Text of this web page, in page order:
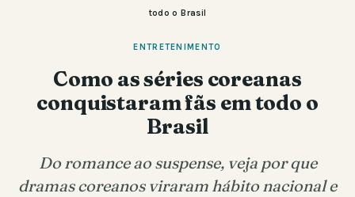
todo o Brasil
ENTRETENIMENTO
Como as séries coreanas
conquistaram fãs em todo o
Brasil
Do romance ao suspense, veja por que
dramas coreanos viraram hábito nacional e